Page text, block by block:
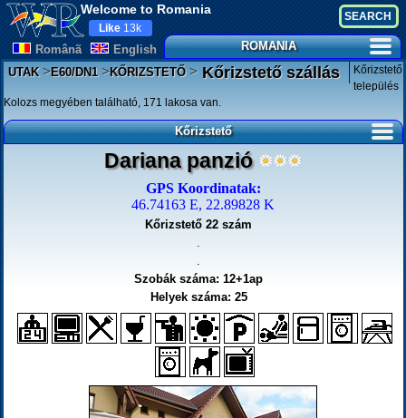
Welcome to Romania
Românã English
Like 13k
ROMANIA
UTAK>E60/DN1>KŐRIZSTETŐ>Kőrizstető szállás
Kőrizstető
település
Kolozs megyében található, 171 lakosa van.
Kőrizstető
Dariana panzió
GPS Koordinatak:
46.74163 E, 22.89828 K
Kőrizstető 22 szám
.
.
Szobák száma: 12+1ap
Helyek száma: 25